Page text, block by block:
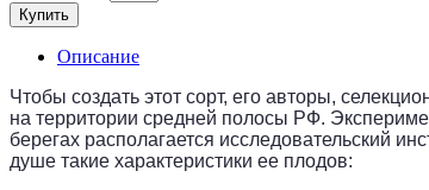
Купить
Описание
Чтобы создать этот сорт, его авторы,
на территории средней полосы РФ.
берегах располагается исследовательский
душе такие характеристики ее плодов: